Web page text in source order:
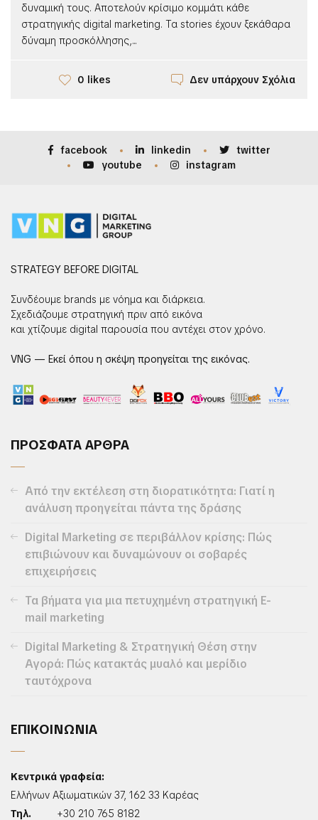
δυναμική τους. Αποτελούν κρίσιμο κομμάτι κάθε
στρατηγικής digital marketing. Τα stories έχουν ξεκάθαρα
δύναμη προσκόλλησης,...
0 likes Δεν υπάρχουν Σχόλια
facebook linkedin
twitter
youtube
instagram
STRATEGY BEFORE DIGITAL
Συνδέουμε brands με νόημα και διάρκεια.
Σχεδιάζουμε στρατηγική πριν από εικόνα
και χτίζουμε digital παρουσία που αντέχει στον χρόνο.
VNG — Εκεί όπου η σκέψη προηγείται της εικόνας.
ΠΡΟΣΦΑΤΑ ΑΡΘΡΑ
Από την εκτέλεση στη διορατικότητα: Γιατί η
ανάλυση προηγείται πάντα της δράσης
Digital Marketing σε περιβάλλον κρίσης: Πώς
επιβιώνουν και δυναμώνουν οι σοβαρές
επιχειρήσεις
Τα βήματα για μια πετυχημένη στρατηγική E-
mail marketing
Digital Marketing & Στρατηγική Θέση στην
Αγορά: Πώς κατακτάς μυαλό και μερίδιο
ταυτόχρονα
ΕΠΙΚΟΙΝΩΝΙΑ
Κεντρικά γραφεία:
Ελλήνων Αξιωματικών 37, 162 33 Καρέας
Τηλ.
+30 210 765 8182